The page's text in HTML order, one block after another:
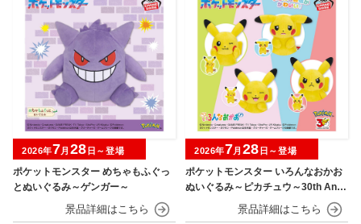
ポケットモンスター めちゃもふぐっ
とぬいぐるみ～ゲンガー～
2026年7月 28 日～登場
ポケットモンスター いろんなおかお
ぬいぐるみ～ピカチュウ～30th Anni
2026年7月 28 日～登場